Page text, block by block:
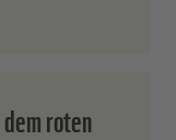
roten